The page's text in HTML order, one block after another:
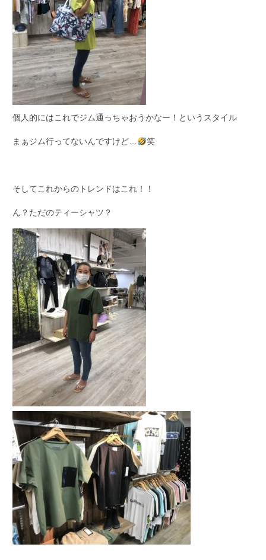
個人的にはこれでジム通っちゃおうかなー！というスタイル
まぁジム行ってないんですけど… 笑
そしてこれからのトレンドはこれ！！
ん？ただのティーシャツ？